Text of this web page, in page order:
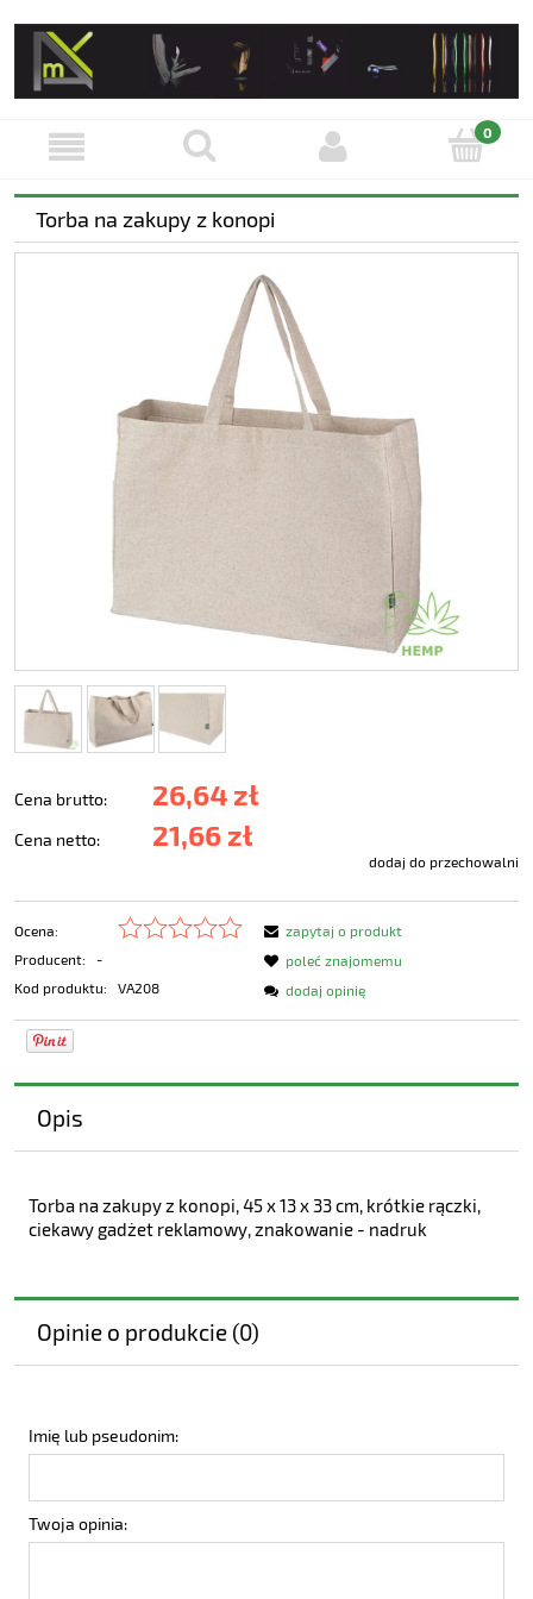
Torba na zakupy z konopi
Cena brutto: 26,64 zł
Cena netto: 21,66 zł
dodaj do przechowalni
Ocena:
Producent:
-
Kod produktu:
VA208
zapytaj o produkt
poleć znajomemu
dodaj opinię
Opis
Torba na zakupy z konopi, 45 x 13 x 33 cm, krótkie rączki,
ciekawy gadżet reklamowy, znakowanie - nadruk
Opinie o produkcie (0)
Imię lub pseudonim:
Twoja opinia: